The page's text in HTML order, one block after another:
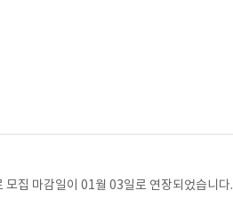
집 마감일이 01월 03일로 연장되었습니다.